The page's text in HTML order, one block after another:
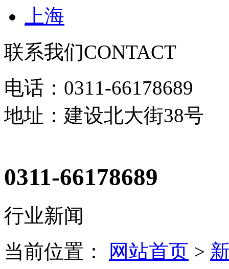
上海
联系我们CONTACT
电话：0311-66178689
地址：建设北大街38号
0311-66178689
行业新闻
当前位置：
网站首页 >